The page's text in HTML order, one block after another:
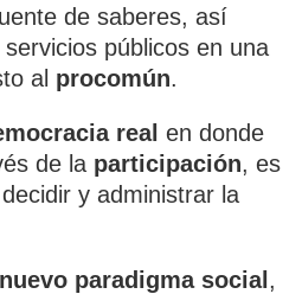
de saberes, así
públicos en una
al procomún.
real en donde
de la participación, es
y administrar la
nuevo paradigma social ,